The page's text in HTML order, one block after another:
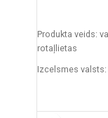
Produkta veids:
rotaļlietas
Izcelsmes valsts: